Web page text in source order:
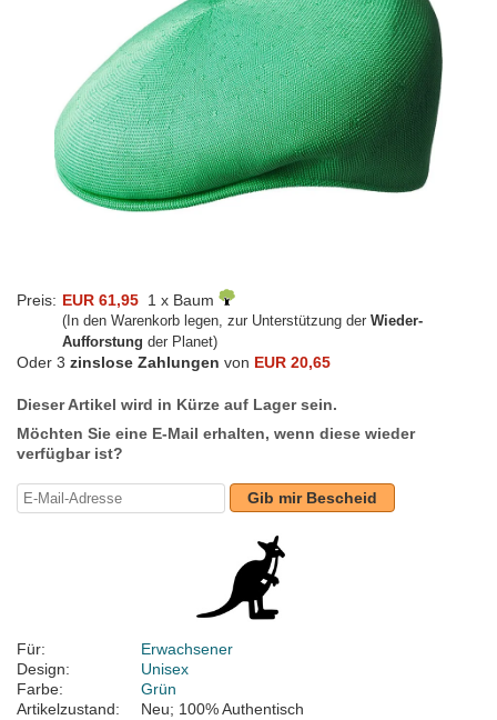
Preis: EUR 61,95 1 x Baum
(In den Warenkorb legen, zur Unterstützung der Wieder-
Aufforstung der Planet)
Oder 3 zinslose Zahlungen von EUR 20,65
Dieser Artikel wird in Kürze auf Lager sein.
Möchten Sie eine E-Mail erhalten, wenn diese wieder
verfügbar ist?
Gib mir Bescheid
Für:
Erwachsener
Design:
Unisex
Farbe:
Grün
Artikelzustand:
Neu; 100% Authentisch